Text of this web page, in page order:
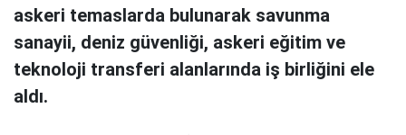
askeri temaslarda bulunarak savunma
sanayii, deniz güvenliği, askeri eğitim ve
teknoloji transferi alanlarında iş birliğini ele
aldı.